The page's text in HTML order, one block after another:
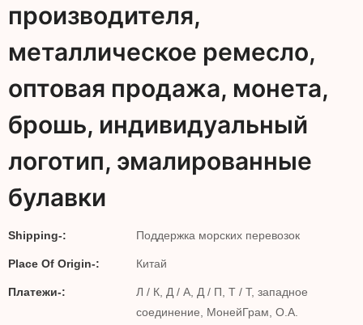
производителя,
металлическое ремесло,
оптовая продажа, монета,
брошь, индивидуальный
логотип, эмалированные
булавки
Shipping-: Поддержка морских перевозок
Place Of Origin-: Китай
Платежи-:
Л / К, Д / А, Д / П, Т / Т, западное
соединение, МонейГрам, О.А.